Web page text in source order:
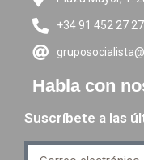
+34 91 452 27 27
Habla con
Suscríbete a las